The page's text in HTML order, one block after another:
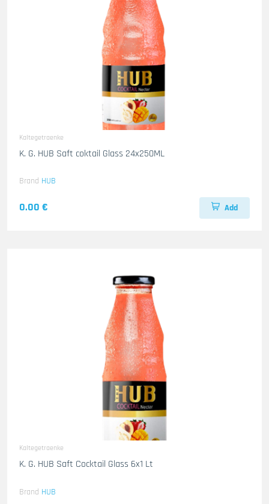
Kaltegetraenke
K. G. HUB Saft coktail Glass 24x250ML
Brand HUB
0.00 € Add
Kaltegetraenke
K. G. HUB Saft Cocktail Glass 6x1 Lt
Brand HUB